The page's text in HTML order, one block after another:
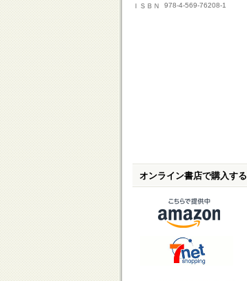
ＩＳＢＮ
978-4-569-76208-1
オンライン書店で購入する